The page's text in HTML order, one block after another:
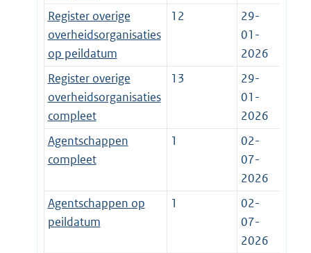
Register overige
overheidsorganisaties
op peildatum
12
29-
01-
2026
Register overige
overheidsorganisaties
compleet
13
29-
01-
2026
Agentschappen
compleet
1
02-
07-
2026
Agentschappen op
peildatum
1
02-
07-
2026